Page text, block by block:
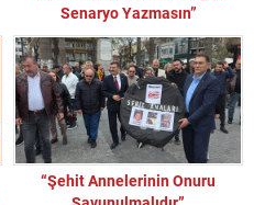
Senaryo Yazmasın”
“Şehit Annelerinin Onuru